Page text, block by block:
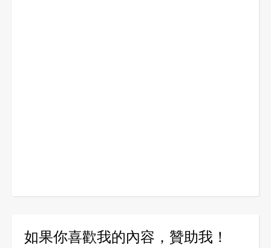
如果你喜歡我的內容，贊助我！